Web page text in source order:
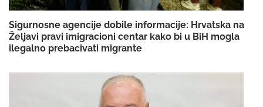
Sigurnosne agencije dobile informacije: Hrvatska na
Željavi pravi imigracioni centar kako bi u BiH mogla
ilegalno prebacivati migrante